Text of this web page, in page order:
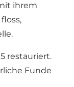
ihrem
restauriert.
Funde